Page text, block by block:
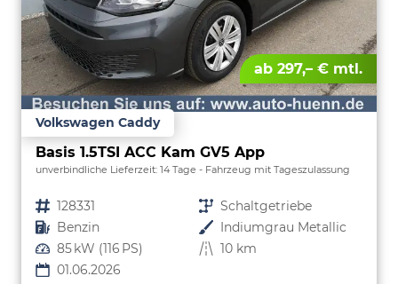
ab 297,– € mtl.
Volkswagen Caddy
Basis 1.5TSI ACC Kam GV5 App
unverbindliche Lieferzeit: 14 Tage Fahrzeug mit Tageszulassung
Fahrzeugnr. 128331 Getriebe Schaltgetriebe
Kraftstoff Benzin Außenfarbe Indiumgrau Metallic
Leistung 85 kW (116 PS) Kilometerstand 10 km
01.06.2026